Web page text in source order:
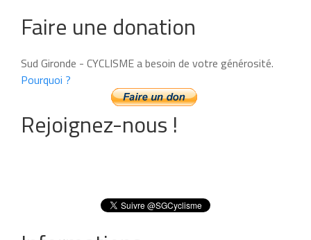
Faire une donation
Sud Gironde - CYCLISME a besoin de votre générosité.
Pourquoi ?
Rejoignez-nous !